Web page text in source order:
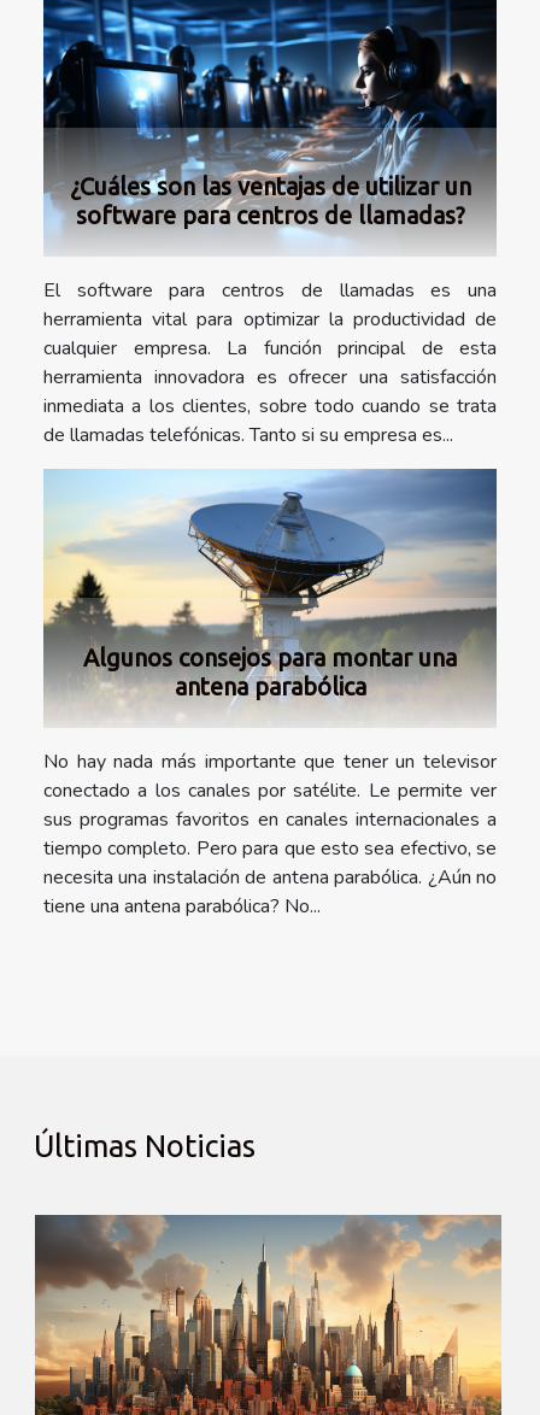
¿Cuáles son las ventajas de utilizar un
software para centros de llamadas?
El software para centros de llamadas es una
herramienta vital para optimizar la productividad de
cualquier empresa. La función principal de esta
herramienta innovadora es ofrecer una satisfacción
inmediata a los clientes, sobre todo cuando se trata
de llamadas telefónicas. Tanto si su empresa es...
Algunos consejos para montar una
antena parabólica
No hay nada más importante que tener un televisor
conectado a los canales por satélite. Le permite ver
sus programas favoritos en canales internacionales a
tiempo completo. Pero para que esto sea efectivo, se
necesita una instalación de antena parabólica. ¿Aún no
tiene una antena parabólica? No...
Últimas Noticias